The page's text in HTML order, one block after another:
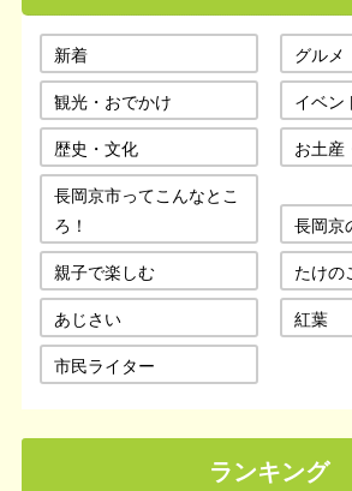
新着
グルメ
観光・おでかけ
イベン
歴史・文化
お土産
長岡京市ってこんなとこ
ろ！
長岡京
親子で楽しむ
たけの
あじさい
紅葉
市民ライター
ランキング